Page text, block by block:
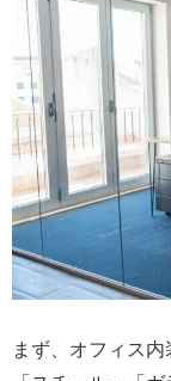
まず、オフィス内